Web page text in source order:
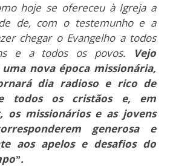
hoje se ofereceu à Igreja a
de, com o testemunho e a
chegar o Evangelho a todos
e a todos os povos.
Vejo
nova época missionária,
dia radioso e rico de
todos os cristãos e, em
os missionários e as jovens
generosa e
aos apelos e desafios do